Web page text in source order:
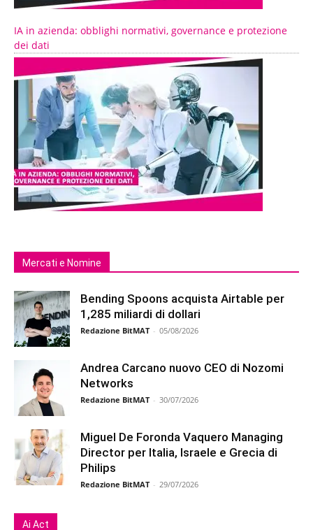
IA in azienda: obblighi normativi, governance e protezione
dei dati
Mercati e Nomine
Bending Spoons acquista Airtable per
1,285 miliardi di dollari
Redazione BitMAT - 05/08/2026
Andrea Carcano nuovo CEO di Nozomi
Networks
Redazione BitMAT - 30/07/2026
Miguel De Foronda Vaquero Managing
Director per Italia, Israele e Grecia di
Philips
Redazione BitMAT - 29/07/2026
Ai Act